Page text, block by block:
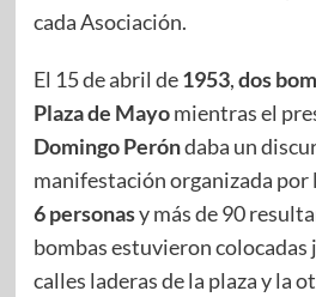
cada Asociación.
El 15 de abril de1953,dos
Plaza de Mayomientras el
Domingo Peróndaba un
manifestación organizada por
6 personasy más de 90
bombas estuvieron colocadas
calles laderas de la plaza y la